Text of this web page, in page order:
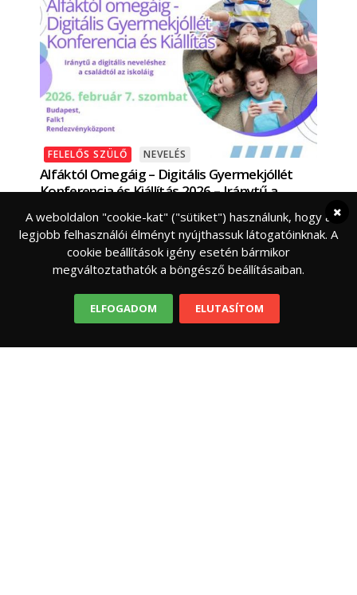
FELELŐS SZÜLŐ NEVELÉS
Alfáktól Omegáig – Digitális Gyermekjóllét
Konferencia és Kiállítás 2026 – Iránytű a
Mikortól „fér bele” a képernyő a gyerekkorba?
Mikortól számít túl korainak a képernyő a
gyerekkorban? Mit jelent a digitális jóllét egy
A weboldalon "cookie-kat" ("sütiket") használunk, hogy a
legjobb felhasználói élményt nyújthassuk látogatóinknak. A
cookie beállítások igény esetén bármikor
megváltoztathatók a böngésző beállításaiban.
ELFOGADOM ELUTASÍTOM